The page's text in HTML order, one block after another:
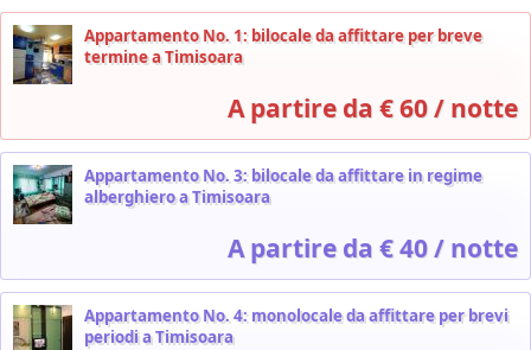
Appartamento No. 1: bilocale da affittare per breve
termine a Timisoara
A partire da € 60 / notte
Appartamento No. 3: bilocale da affittare in regime
alberghiero a Timisoara
A partire da € 40 / notte
Appartamento No. 4: monolocale da affittare per brevi
periodi a Timisoara